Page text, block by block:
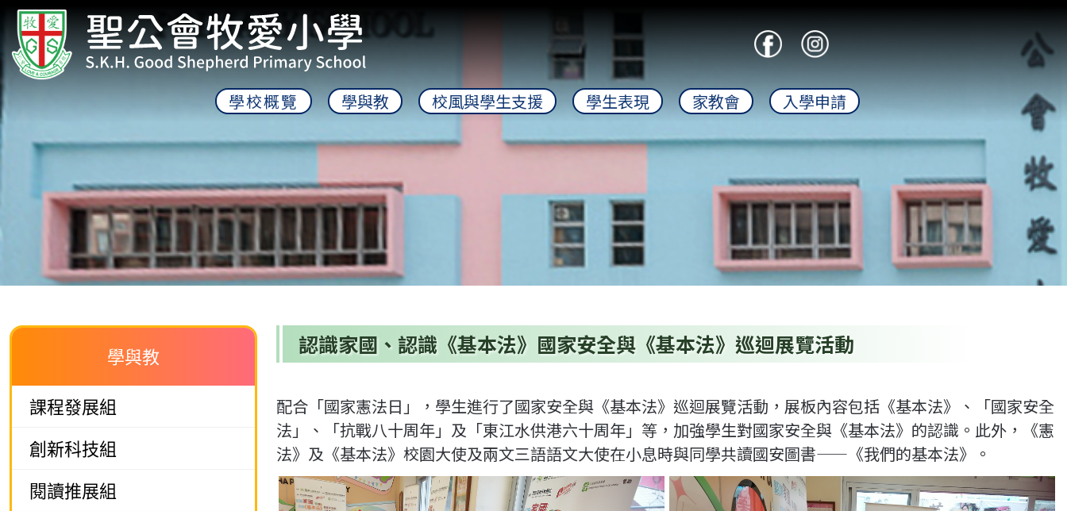
學校概覽 學與教 校風與學生支援 學生表現 家教會 入學申請
學與教
課程發展組
創新科技組
閱讀推展組
認識家國、認識《基本法》國家安全與《基本法》巡迴展覽活動
配合「國家憲法日」，學生進行了國家安全與《基本法》巡迴展覽活動，展板內容包括《基本法》、「國家安全
法」、「抗戰八十周年」及「東江水供港六十周年」等，加強學生對國家安全與《基本法》的認識。此外，《憲
法》及《基本法》校園大使及兩文三語語文大使在小息時與同學共讀國安圖書——《我們的基本法》。